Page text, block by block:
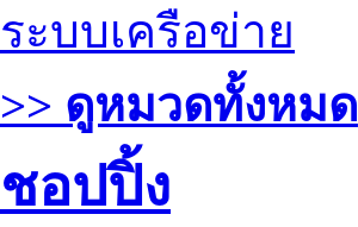
ระบบเครือข่าย
>> ดูหมวดทั้งหมด
ชอปปิ้ง